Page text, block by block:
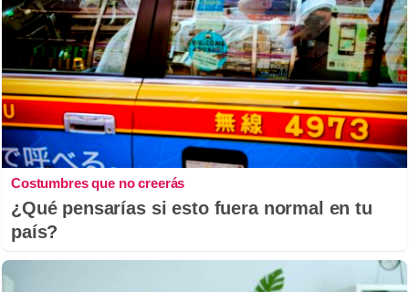
Costumbres que no creerás
¿Qué pensarías si esto fuera normal en tu
país?